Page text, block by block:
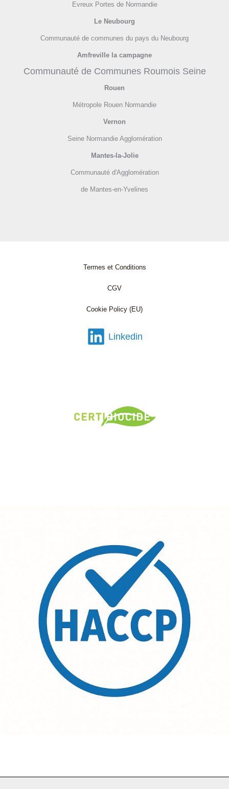
Evreux Portes de Normandie
Le Neubourg
Communauté de communes du pays du Neubourg
Amfreville la campagne
Communauté de Communes Roumois Seine
Rouen
Métropole Rouen Normandie
Vernon
Seine Normandie Agglomération
Mantes-la-Jolie
Communauté d'Agglomération
de Mantes-en-Yvelines
Termes et Conditions
CGV
Cookie Policy (EU)
Linkedin